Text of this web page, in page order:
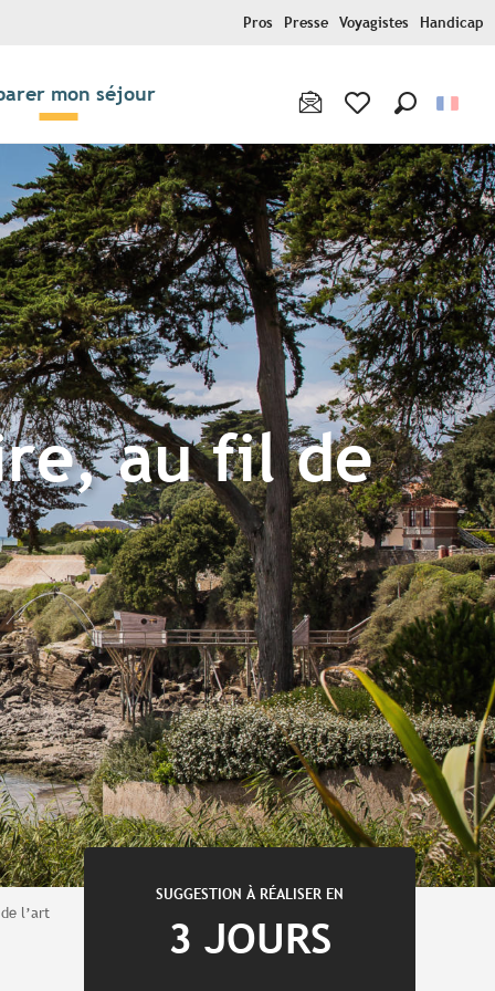
Pros Presse Voyagistes Handicap
mon séjour
au fil de
l’art
SUGGESTION À RÉALISER EN
3 JOURS